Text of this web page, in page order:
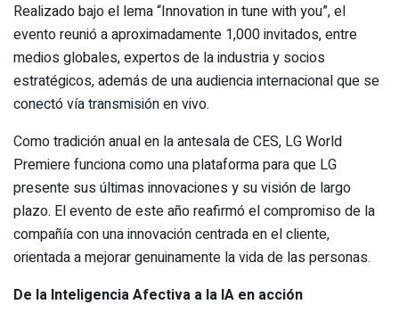
Realizado bajo el lema “Innovation in tune with you”, el
evento reunió a aproximadamente 1,000 invitados, entre
medios globales, expertos de la industria y socios
estratégicos, además de una audiencia internacional que se
conectó vía transmisión en vivo.
Como tradición anual en la antesala de CES, LG World
Premiere funciona como una plataforma para que LG
presente sus últimas innovaciones y su visión de largo
plazo. El evento de este año reafirmó el compromiso de la
compañía con una innovación centrada en el cliente,
orientada a mejorar genuinamente la vida de las personas.
De la Inteligencia Afectiva a la IA en acción